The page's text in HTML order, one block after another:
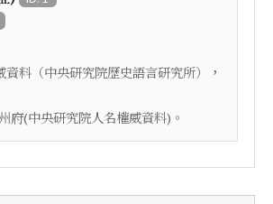
資料（中央研究院歷史語言研究所）
，
府(中央研究院人名權威資料)。